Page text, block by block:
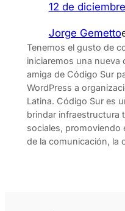
12 de
Jorge Gemetto
Tenemos el gusto de
iniciaremos una nueva
amiga de Código Sur
WordPress a
Latina. Código Sur es
brindar infraestructura
sociales, promoviendo
de la comunicación, la